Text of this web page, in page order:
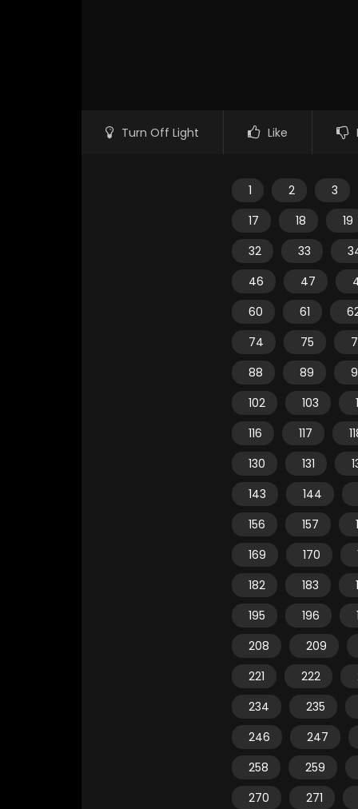
Turn Off Light Like
1 2
3
17
18
19
32
33
46
47
60
61
74
75
88
89
102
103
116
117
130
131
143
144
156
157
169
170
182
183
195
196
208
209
221
222
234
235
246
247
258
259
270
271